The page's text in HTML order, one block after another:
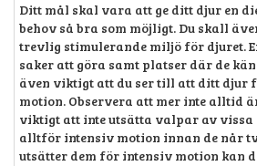
Ditt mål skal vara att ge ditt djur en
behov så bra som möjligt. Du skall
trevlig stimulerande miljö för djuret.
saker att göra samt platser där de
även viktigt att du ser till att ditt djur
motion. Observera att mer inte alltid
viktigt att inte utsätta valpar av
alltför intensiv motion innan de når
utsätter dem för intensiv motion kan